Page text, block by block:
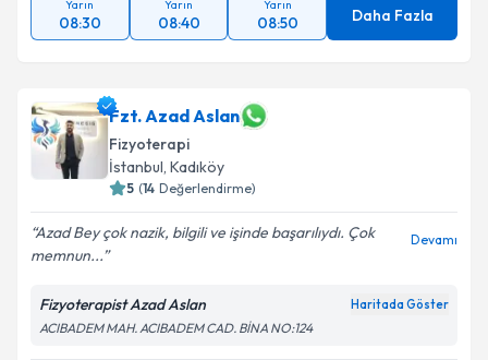
Yarın
08:30
Yarın
08:40
Yarın
08:50 Daha Fazla
Fzt. Azad Aslan
Fizyoterapi
İstanbul, Kadıköy
5 (14 Değerlendirme)
Azad Bey çok nazik, bilgili ve işinde başarılıydı. Çok
memnun...
Devamı
Fizyoterapist Azad Aslan Haritada Göster
ACIBADEM MAH. ACIBADEM CAD. BİNA NO:124